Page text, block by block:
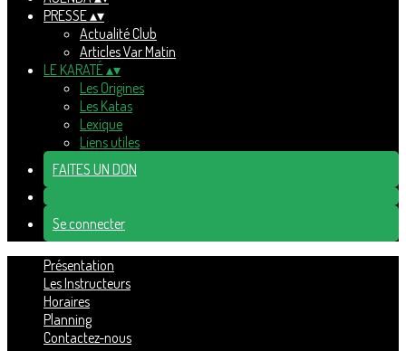
PRESSE▴▾
Actualité Club
Articles Var Matin
LE KARATÉ▴▾
Les Origines
Les Katas
Lexique
Liens utiles
FAITES UN DON
Se connecter
Présentation
Les Instructeurs
Horaires
Planning
Contactez-nous